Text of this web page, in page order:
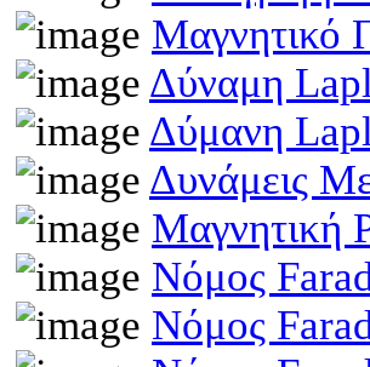
Μαγνητικό
Δύναμη
Δύμανη
Δυνάμεις
Μαγνητική
Νόμος
Νόμος